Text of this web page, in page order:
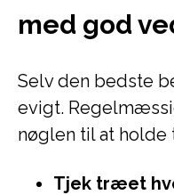
med god
Selv den bedste
evigt.
nøglen til at
Tjek træet